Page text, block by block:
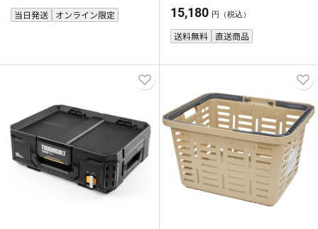
当日発送 オンライン限定 15,180 円（税込）
送料無料 直送商品